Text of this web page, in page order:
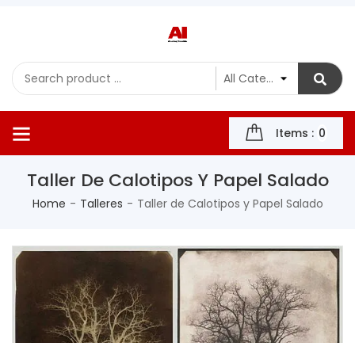
Items : 0
Taller De Calotipos Y Papel Salado
Home Talleres Taller de Calotipos y Papel Salado